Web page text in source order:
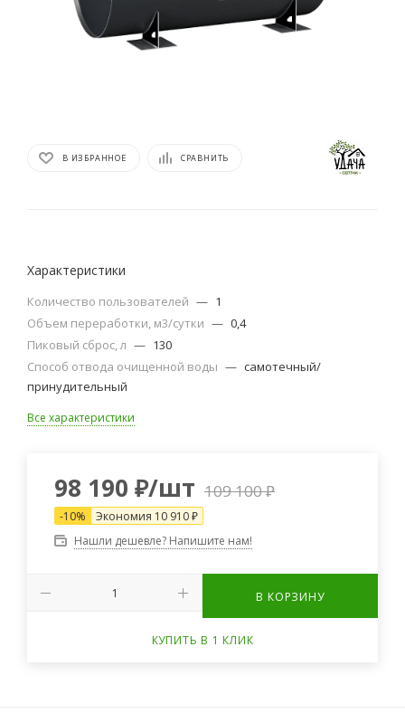
В ИЗБРАННОЕ СРАВНИТЬ
Характеристики
Количество пользователей — 1
Объем переработки, м3/сутки — 0,4
Пиковый сброс, л — 130
Способ отвода очищенной воды — самотечный/
принудительный
Все характеристики
98 190 ₽/шт 109 100₽
-10% Экономия 10 910₽
Нашли дешевле? Напишите нам!
В КОРЗИНУ
КУПИТЬ В 1 КЛИК